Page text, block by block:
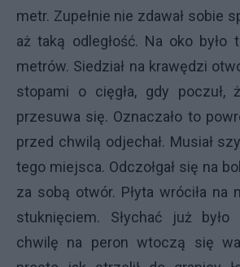
metr. Zupełnie nie zdawał sobie
aż taką odległość. Na oko było
metrów. Siedział na krawędzi
stopami o cięgła, gdy
przesuwa się. Oznaczało to
przed chwilą odjechał. Musiał
tego miejsca. Odczołgał się na
za sobą otwór. Płyta wróciła na
stuknięciem. Słychać już było
chwilę na peron wtoczą się